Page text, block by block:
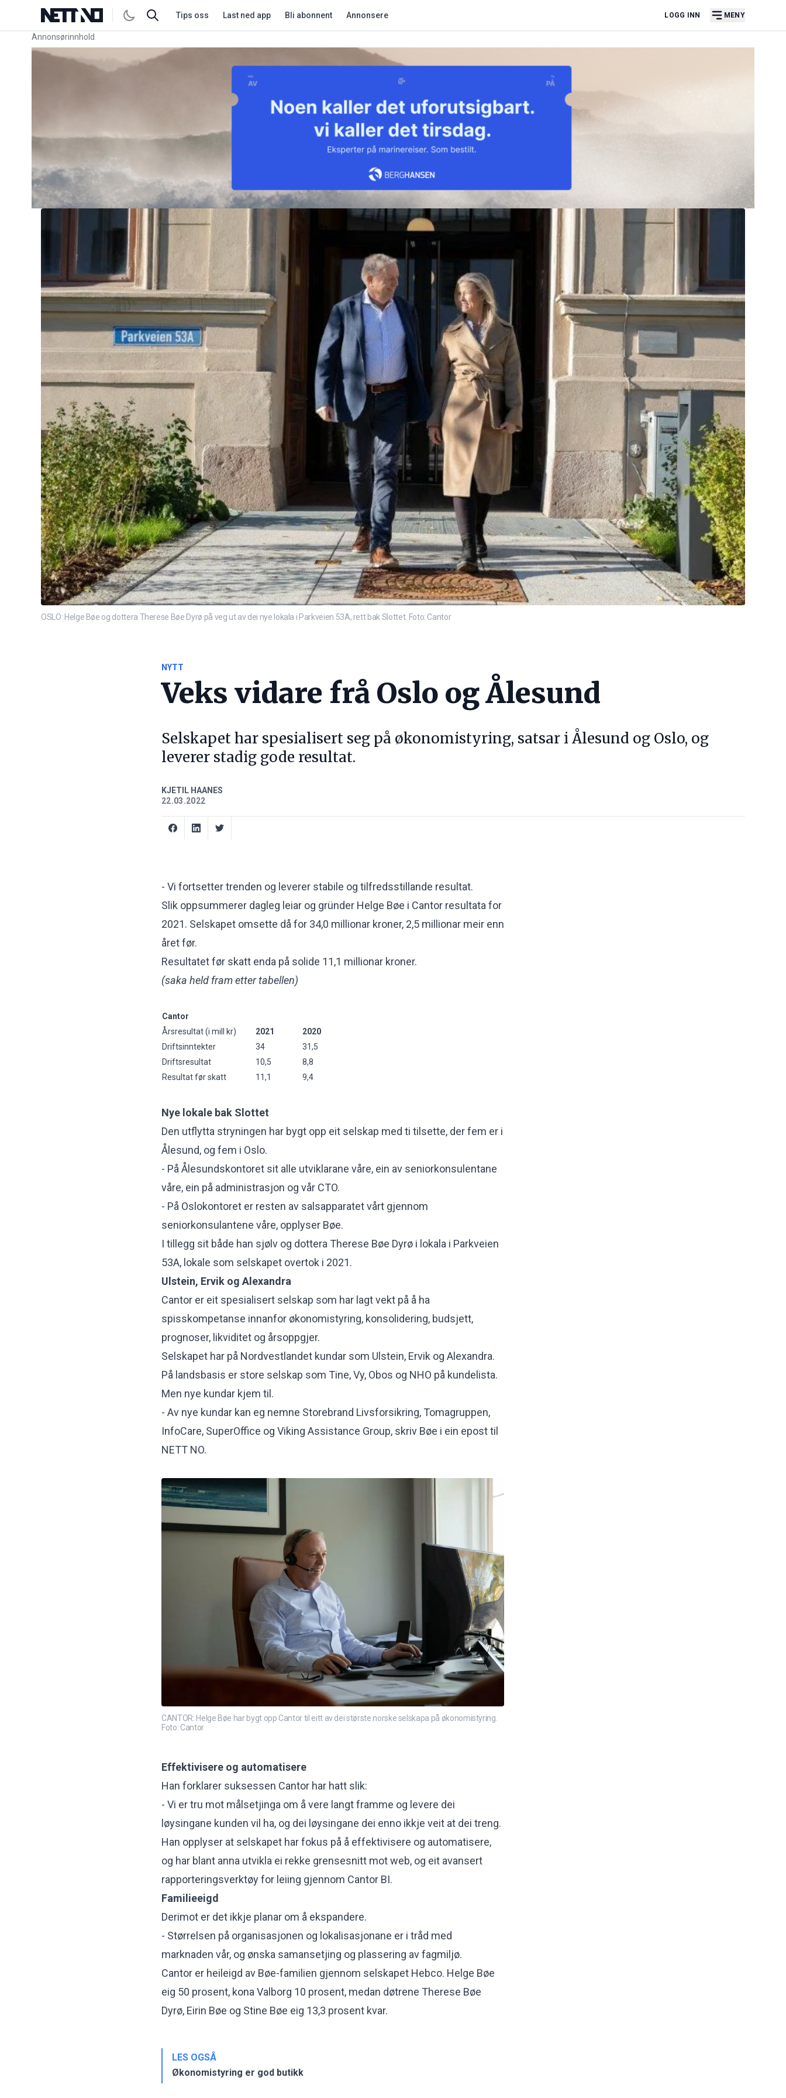
Tips oss Last ned app Bli abonnent Annonsere LOGG INN MENY
Annonsørinnhold
Link for annonse
OSLO: Helge Bøe og dottera Therese Bøe Dyrø på veg ut av dei nye lokala i Parkveien 53A, rett bak Slottet. Foto: Cantor
NYTT
Veks vidare frå Oslo og Ålesund
Selskapet har spesialisert seg på økonomistyring, satsar i Ålesund og Oslo, og
leverer stadig gode resultat.
KJETIL HAANES
22.03.2022
- Vi fortsetter trenden og leverer stabile og tilfredsstillande resultat.
Slik oppsummerer dagleg leiar og gründer Helge Bøe i Cantor resultata for
2021. Selskapet omsette då for 34,0 millionar kroner, 2,5 millionar meir enn
året før.
Resultatet før skatt enda på solide 11,1 millionar kroner.
(saka held fram etter tabellen)
Cantor
Årsresultat (i mill kr)
2021
2020
Driftsinntekter
34
31,5
Driftsresultat
10,5
8,8
Resultat før skatt
11,1 9,4
Nye lokale bak Slottet
Den utflytta stryningen har bygt opp eit selskap med ti tilsette, der fem er i
Ålesund, og fem i Oslo.
- På Ålesundskontoret sit alle utviklarane våre, ein av seniorkonsulentane
våre, ein på administrasjon og vår CTO.
- På Oslokontoret er resten av salsapparatet vårt gjennom
seniorkonsulantene våre, opplyser Bøe.
I tillegg sit både han sjølv og dottera Therese Bøe Dyrø i lokala i Parkveien
53A, lokale som selskapet overtok i 2021.
Ulstein, Ervik og Alexandra
Cantor er eit spesialisert selskap som har lagt vekt på å ha
spisskompetanse innanfor økonomistyring, konsolidering, budsjett,
prognoser, likviditet og årsoppgjer.
Selskapet har på Nordvestlandet kundar som Ulstein, Ervik og Alexandra.
På landsbasis er store selskap som Tine, Vy, Obos og NHO på kundelista.
Men nye kundar kjem til.
- Av nye kundar kan eg nemne Storebrand Livsforsikring, Tomagruppen,
InfoCare, SuperOffice og Viking Assistance Group, skriv Bøe i ein epost til
NETT NO.
CANTOR: Helge Bøe har bygt opp Cantor til eitt av dei største norske selskapa på økonomistyring.
Foto: Cantor
Effektivisere og automatisere
Han forklarer suksessen Cantor har hatt slik:
- Vi er tru mot målsetjinga om å vere langt framme og levere dei
løysingane kunden vil ha, og dei løysingane dei enno ikkje veit at dei treng.
Han opplyser at selskapet har fokus på å effektivisere og automatisere,
og har blant anna utvikla ei rekke grensesnitt mot web, og eit avansert
rapporteringsverktøy for leiing gjennom Cantor BI.
Familieeigd
Derimot er det ikkje planar om å ekspandere.
- Størrelsen på organisasjonen og lokalisasjonane er i tråd med
marknaden vår, og ønska samansetjing og plassering av fagmiljø.
Cantor er heileigd av Bøe-familien gjennom selskapet Hebco. Helge Bøe
eig 50 prosent, kona Valborg 10 prosent, medan døtrene Therese Bøe
Dyrø, Eirin Bøe og Stine Bøe eig 13,3 prosent kvar.
LES OGSÅ
Økonomistyring er god butikk